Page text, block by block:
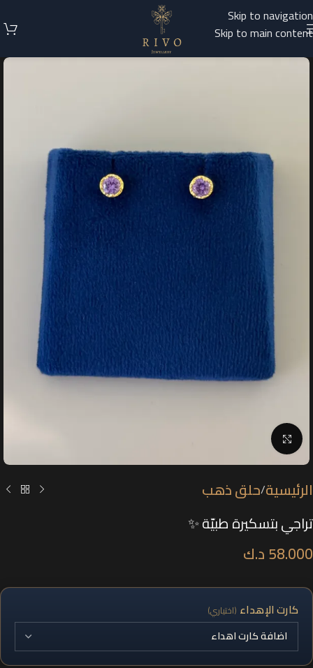
Skip to navigation
Skip to main content
Click to enlarge
الرئيسية/حلق ذهب
تراجي بتسكيرة طبيّة ✨
58.000د.ك
كارت الإهداء (اختياري)